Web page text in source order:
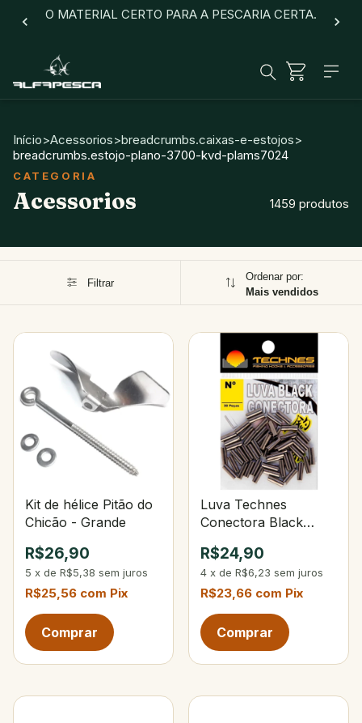
O MATERIAL CERTO PARA A PESCARIA CERTA.
Início>Acessorios>breadcrumbs.caixas-e-estojos>
breadcrumbs.estojo-plano-3700-kvd-plams7024
Acessorios 1459 produtos
Filtrar
Ordenar por:
Mais vendidos
Kit de hélice Pitão do
Chicão - Grande
R$26,90
5 x de R$5,38 sem juros
R$25,56 com Pix
Luva Technes
Conectora Black
R$24,90
4 x de R$6,23 sem juros
R$23,66 com Pix